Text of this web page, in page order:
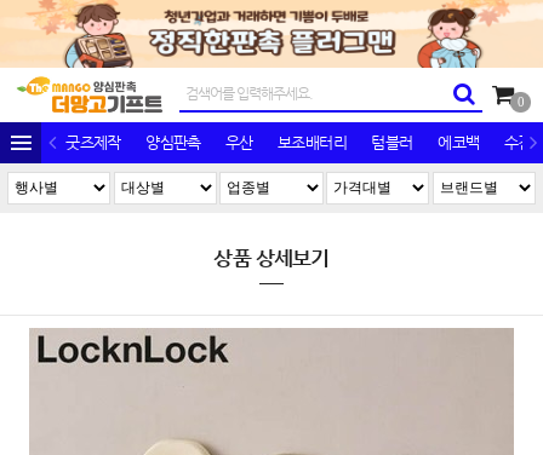
0
굿즈제작 양심판촉 우산 보조배터리 텀블러 에코백 수건/
상품 상세보기